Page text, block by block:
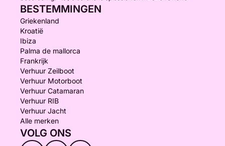
BESTEMMINGEN
Griekenland
Kroatië
Ibiza
Palma de mallorca
Frankrijk
Verhuur Zeilboot
Verhuur Motorboot
Verhuur Catamaran
Verhuur RIB
Verhuur Jacht
Alle merken
VOLG ONS